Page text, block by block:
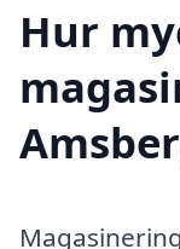
Hur